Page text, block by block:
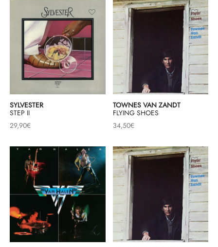
SYLVESTER
STEP II
29,90€
TOWNES VAN ZANDT
FLYING SHOES
34,50€